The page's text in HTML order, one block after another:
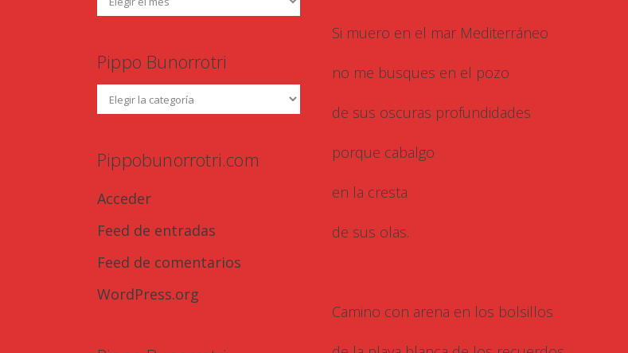
Pippo Bunorrotri
Pippobunorrotri.com
Acceder
Feed de entradas
Feed de comentarios
WordPress.org
Si muero en el mar Mediterráneo
no me busques en el pozo
de sus oscuras profundidades
porque cabalgo
en la cresta
de sus olas.
Camino con arena en los bolsillos